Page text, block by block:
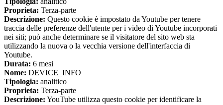
Proprieta: Terza-parte
Descrizione: Questo cookie è impostato da Youtube per tenere
traccia delle preferenze dell'utente per i video di Youtube incorporati
nei siti; può anche determinare se il visitatore del sito web sta
utilizzando la nuova o la vecchia versione dell'interfaccia di
Youtube.
Durata: 6 mesi
Nome: DEVICE_INFO
Tipologia: analitico
Proprieta: Terza-parte
Descrizione: YouTube utilizza questo cookie per identificare la